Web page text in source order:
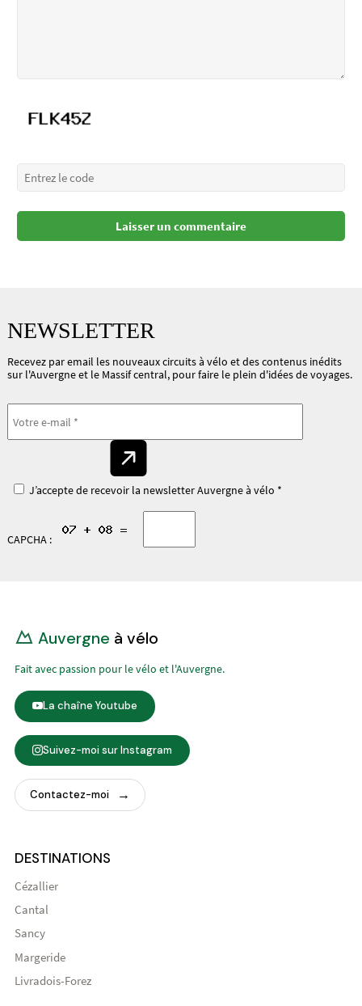
NEWSLETTER
Recevez par email les nouveaux circuits à vélo et des contenus inédits
sur l'Auvergne et le Massif central, pour faire le plein d'idées de voyages.
J’accepte de recevoir la newsletter Auvergne à vélo *
CAPCHA :
Auvergne à vélo
Fait avec passion pour le vélo et l'Auvergne.
La chaîne Youtube
Suivez-moi sur Instagram
Contactez-moi
DESTINATIONS
Cézallier
Cantal
Sancy
Margeride
Livradois-Forez